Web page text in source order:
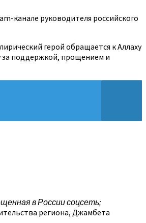
канале руководителя российского
герой обращается к Аллаху
за поддержкой, прощением и
в России соцсеть;
региона, Джамбета